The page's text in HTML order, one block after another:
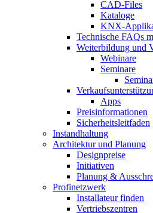
CAD-Files
Kataloge
KNX-
Technische FAQs
Weiterbildung und
Webinare
Seminare
Apps
Preisinformationen
Sicherheitsleitfaden
Instandhaltung
Architektur und Planung
Designpreise
Initiativen
Planung &
Profinetzwerk
Installateur finden
Vertriebszentren